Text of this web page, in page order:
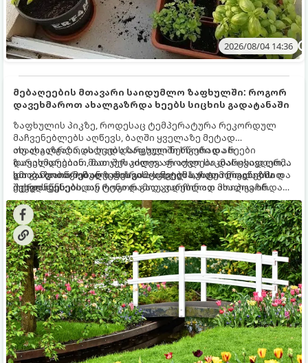
2026/08/04 14:36
მებაღეების მთავარი საიდუმლო ზაფხულში: როგორ
დავეხმაროთ ახალგაზრდა ხეებს სიცხის გადატანაში
ზაფხულის პიკზე, როდესაც ტემპერატურა რეკორდულ
მაჩვენებლებს აღწევს, ბაღში ყველაზე მეტად
ახალგაზრდა, ახლად დარგული ნერგები და ხეები
ზარალდებიან. მათ ჯერ კიდევ არ აქვთ საკმარისად ღრმა
და განვითარებული ფესვთა სისტემა, რათა ნიადაგის
ქვედა ფენებიდან ტენი დამოუკიდებლად მოიპოვონ.
თუ ახალგაზრდა ხეებს ზაფხულში სწორად არ
დავეხმარებით, მათ შესაძლოა ფოთლები დასცვივდეთ,
ხმობა დაიწყონ ან ზამთრის ყინვებს სუსტი ორგანიზმით
შეხვდნენ.
გთავაზობთ მებაღეების გამოცდილ საიდუმლოებებსა და
ოქროს წესებს, თუ როგორ გადავარჩინოთ ახალგაზრდა
ხეები ზაფხულის სიცხეში: